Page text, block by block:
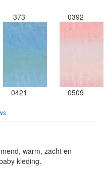
373 0392
0421 0509
warm, zacht en
kleding.